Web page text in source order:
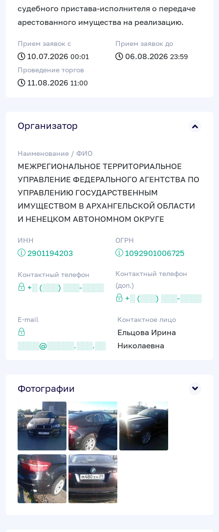
судебного пристава-исполнителя о передаче
арестованного имущества на реализацию.
Прием заявок c
10.07.2026 00:01
Прием заявок до
06.08.2026 23:59
Проведение торгов
11.08.2026 11:00
Организатор
Наименование / ФИО
МЕЖРЕГИОНАЛЬНОЕ ТЕРРИТОРИАЛЬНОЕ
УПРАВЛЕНИЕ ФЕДЕРАЛЬНОГО АГЕНТСТВА ПО
УПРАВЛЕНИЮ ГОСУДАРСТВЕННЫМ
ИМУЩЕСТВОМ В АРХАНГЕЛЬСКОЙ ОБЛАСТИ
И НЕНЕЦКОМ АВТОНОМНОМ ОКРУГЕ
ИНН
2901194203
ОГРН
1092901006725
Контактный телефон
+░ (░░░) ░░░-░░░░
Контактный телефон
(доп.)
+░ (░░░) ░░░-░░░░
E-mail
░░░░@░░░░░.░░░.░░
Контактное лицо
Ельцова Ирина
Николаевна
Фотографии